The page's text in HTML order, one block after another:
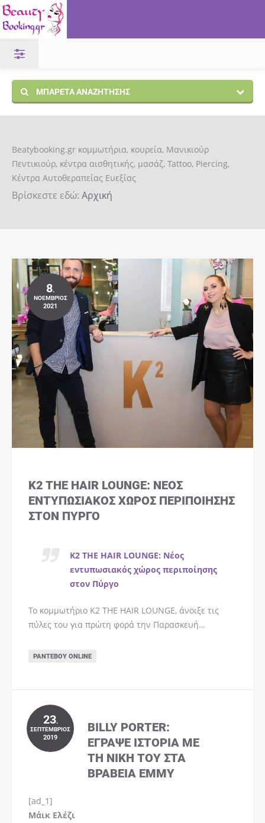
ΜΠΑΡΈΤΑ ΑΝΑΖΉΤΗΣΗΣ
Beatybooking.gr κομμωτήρια, κουρεία, Μανικιούρ
Πεντικιούρ, κέντρα αισθητικής, μασάζ, Tattoo, Piercing,
Κέντρα Αυτοθεραπείας Ευεξίας
Βρίσκεστε εδώ: Αρχική
8.
ΝΟΈΜΒΡΙΟΣ
2021
K2 THE HAIR LOUNGE: ΝΈΟΣ
ΕΝΤΥΠΩΣΙΑΚΌΣ ΧΏΡΟΣ ΠΕΡΙΠΟΊΗΣΗΣ
ΣΤΟΝ ΠΎΡΓΟ
K2 THE HAIR LOUNGE: Νέος
εντυπωσιακός χώρος περιποίησης
στον Πύργο
Το κομμωτήριο K2 THE HAIR LOUNGE, άνοιξε τις
πύλες του για πρώτη φορά την Παρασκευή…
ΡΑΝΤΕΒΟΎ ONLINE
23.
ΣΕΠΤΈΜΒΡΙΟΣ
2019
BILLY PORTER:
ΈΓΡΑΨΕ ΙΣΤΟΡΊΑ ΜΕ
ΤΗ ΝΊΚΗ ΤΟΥ ΣΤΑ
ΒΡΑΒΕΊΑ EMMY
[ad_1]
Μάικ ΕλέζιInstagram